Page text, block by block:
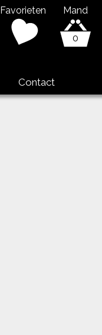
Contact
Favorieten Mand
0